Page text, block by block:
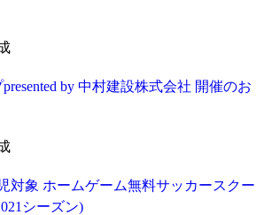
by 中村建設株式会社 開催のお
対象 ホームゲーム無料サッカースクー
シーズン)